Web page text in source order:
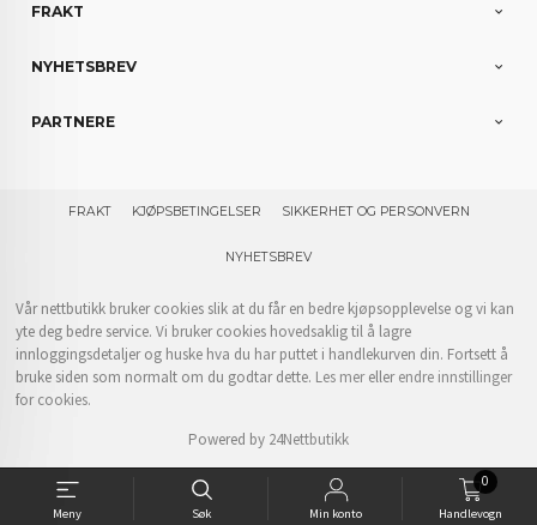
Meny Søk Min konto Handlevogn
0
FRAKT
NYHETSBREV
PARTNERE
FRAKT KJØPSBETINGELSER SIKKERHET OG PERSONVERN
NYHETSBREV
Vår nettbutikk bruker cookies slik at du får en bedre kjøpsopplevelse og vi kan
yte deg bedre service. Vi bruker cookies hovedsaklig til å lagre
innloggingsdetaljer og huske hva du har puttet i handlekurven din. Fortsett å
bruke siden som normalt om du godtar dette. Les merellerendre innstillinger
for cookies.
Powered by 24Nettbutikk